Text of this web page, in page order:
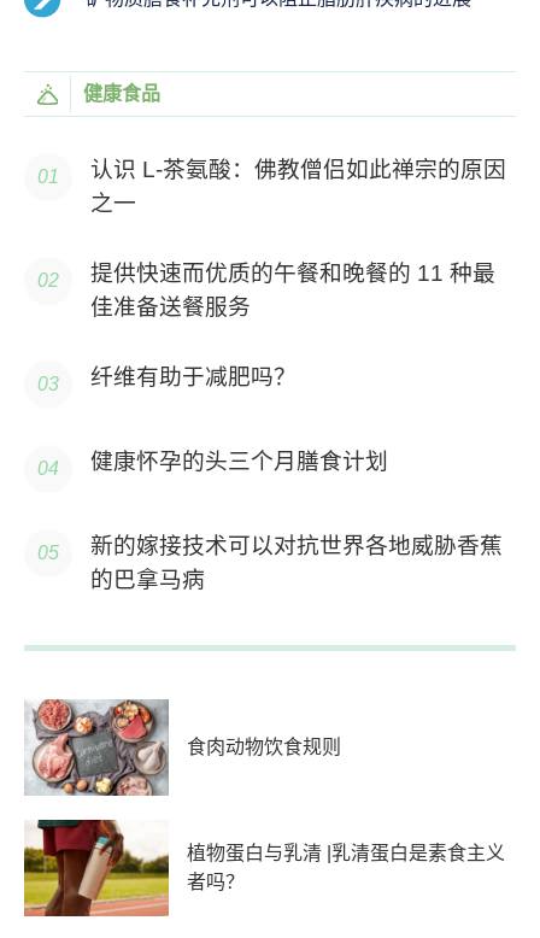
健康食品
认识 L-茶氨酸：佛教僧侣如此禅宗的原因
之一
提供快速而优质的午餐和晚餐的 11 种最
佳准备送餐服务
纤维有助于减肥吗？
健康怀孕的头三个月膳食计划
新的嫁接技术可以对抗世界各地威胁香蕉
的巴拿马病
食肉动物饮食规则
植物蛋白与乳清 |乳清蛋白是素食主义
者吗？